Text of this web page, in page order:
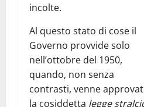
incolte.
Al questo stato di cose il
Governo provvide solo
nell’ottobre del 1950,
quando, non senza
contrasti, venne
la cosiddetta legge